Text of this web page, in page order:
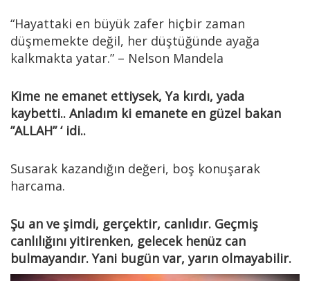
“Hayattaki en büyük zafer hiçbir zaman
düşmemekte değil, her düştüğünde ayağa
kalkmakta yatar.” – Nelson Mandela
Kime ne emanet ettiysek, Ya kırdı, yada
kaybetti.. Anladım ki emanete en güzel bakan
”ALLAH” ‘ idi..
Susarak kazandığın değeri, boş konuşarak
harcama.
Şu an ve şimdi, gerçektir, canlıdır. Geçmiş
canlılığını yitirenken, gelecek henüz can
bulmayandır. Yani bugün var, yarın olmayabilir.